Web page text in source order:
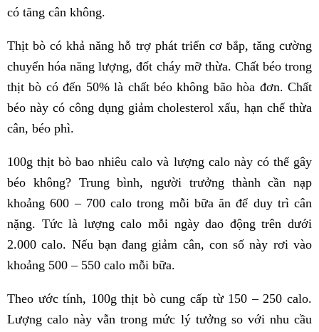
có tăng cân không.
Thịt bò có khả năng hỗ trợ phát triển cơ bắp, tăng cường
chuyển hóa năng lượng, đốt cháy mỡ thừa. Chất béo trong
thịt bò có đến 50% là chất béo không bão hòa đơn. Chất
béo này có công dụng giảm cholesterol xấu, hạn chế thừa
cân, béo phì.
100g thịt bò bao nhiêu calo và lượng calo này có thể gây
béo không? Trung bình, người trưởng thành cần nạp
khoảng 600 – 700 calo trong mỗi bữa ăn để duy trì cân
nặng. Tức là lượng calo mỗi ngày dao động trên dưới
2.000 calo. Nếu bạn đang giảm cân, con số này rơi vào
khoảng 500 – 550 calo mỗi bữa.
Theo ước tính, 100g thịt bò cung cấp từ 150 – 250 calo.
Lượng calo này vẫn trong mức lý tưởng so với nhu cầu